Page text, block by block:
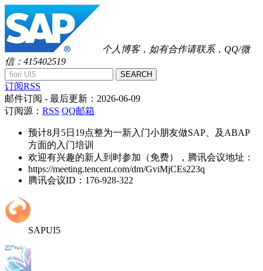
个人博客，如有合作请联系，QQ/微
信：415402519
SEARCH
订阅RSS
邮件订阅 - 最后更新： 2026-06-09
订阅源： RSS QQ邮箱
预计8月5日19点整为一新入门小朋友做SAP、及ABAP
方面的入门培训
欢迎有兴趣的新人到时参加（免费），腾讯会议地址：
https://meeting.tencent.com/dm/GviMjCEs223q
腾讯会议ID：176-928-322
SAPUI5